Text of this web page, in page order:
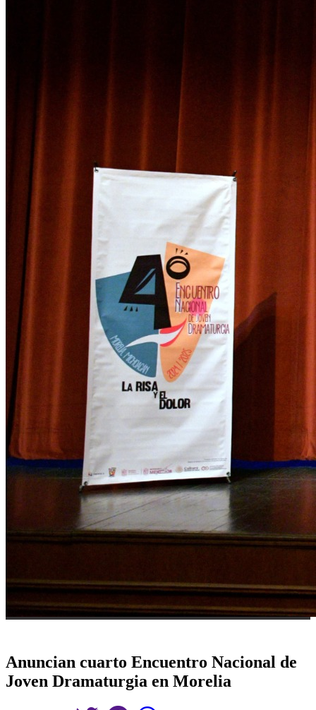
Anuncian cuarto Encuentro Nacional de
Joven Dramaturgia en Morelia